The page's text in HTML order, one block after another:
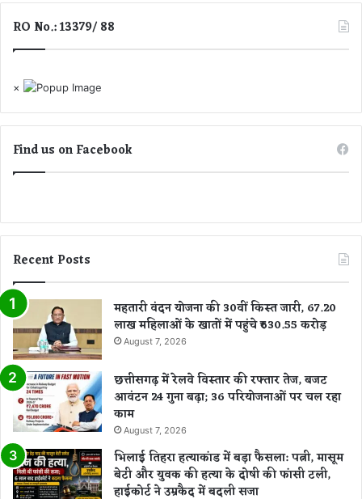
RO No.: 13379/ 88
×
Find us on Facebook
Recent Posts
महतारी वंदन योजना की 30वीं किस्त जारी, 67.20
लाख महिलाओं के खातों में पहुंचे ₹630.55 करोड़
August 7, 2026
छत्तीसगढ़ में रेलवे विस्तार की रफ्तार तेज, बजट
आवंटन 24 गुना बढ़ा; 36 परियोजनाओं पर चल रहा
काम
August 7, 2026
भिलाई तिहरा हत्याकांड में बड़ा फैसला: पत्नी, मासूम
बेटी और युवक की हत्या के दोषी की फांसी टली,
हाईकोर्ट ने उम्रकैद में बदली सजा